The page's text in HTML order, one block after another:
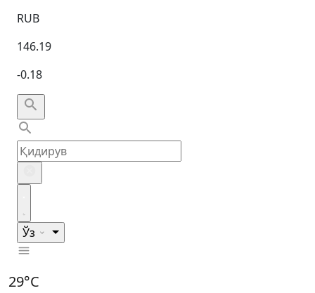
RUB
146.19
-0.18
Ўз
29°C